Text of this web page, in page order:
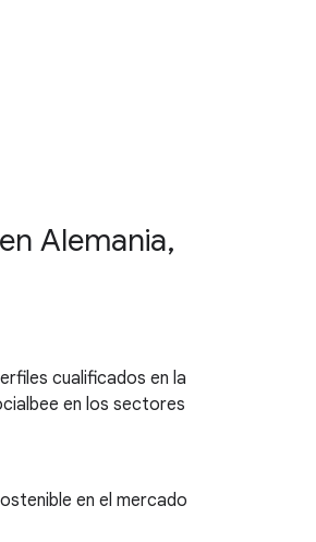
Alemania,
cualificados en la
en los sectores
en el mercado